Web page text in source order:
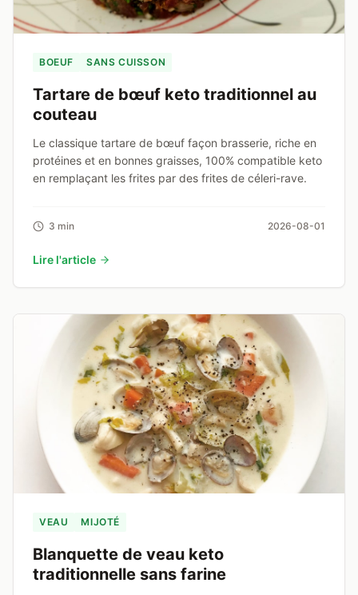
BOEUF SANS CUISSON
Tartare de bœuf keto traditionnel au
couteau
Le classique tartare de bœuf façon brasserie, riche en
protéines et en bonnes graisses, 100% compatible keto
en remplaçant les frites par des frites de céleri-rave.
3 min 2026-08-01
Lire l'article
VEAU MIJOTÉ
Blanquette de veau keto
traditionnelle sans farine